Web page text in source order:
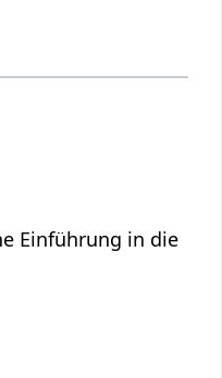
Einführung in die